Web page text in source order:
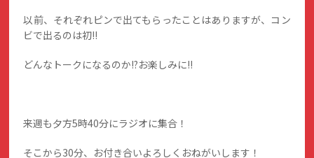
以前、それぞれピンで出てもらったことはありますが、コン
ビで出るのは初!!
どんなトークになるのか!?お楽しみに!!
来週も夕方5時40分にラジオに集合！
そこから30分、お付き合いよろしくおねがいします！